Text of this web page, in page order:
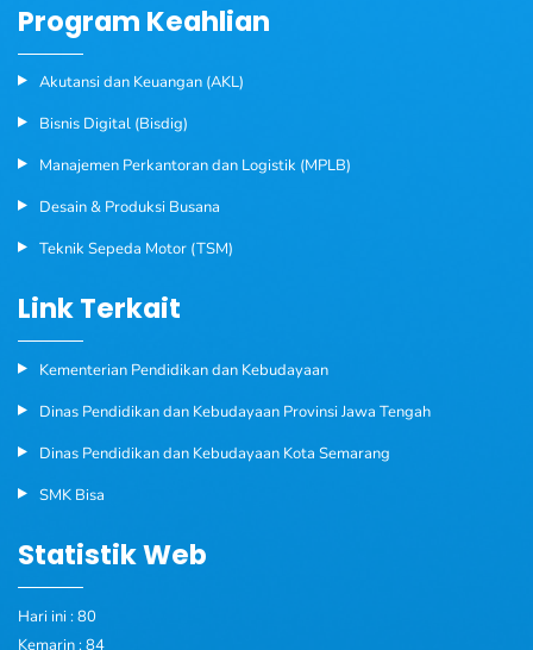
Program Keahlian
Akutansi dan Keuangan (AKL)
Bisnis Digital (Bisdig)
Manajemen Perkantoran dan Logistik (MPLB)
Desain & Produksi Busana
Teknik Sepeda Motor (TSM)
Link Terkait
Kementerian Pendidikan dan Kebudayaan
Dinas Pendidikan dan Kebudayaan Provinsi Jawa Tengah
Dinas Pendidikan dan Kebudayaan Kota Semarang
SMK Bisa
Statistik Web
Hari ini : 80
Kemarin : 84